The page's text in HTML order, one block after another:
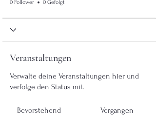
0 Follower 0 Gefolgt
Veranstaltungen
Verwalte deine Veranstaltungen hier und
verfolge den Status mit.
Bevorstehend Vergangen